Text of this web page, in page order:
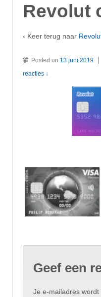
Revolut
‹ Keer terug naar
Posted on 13 juni 2019
reacties ↓
Geef een
Je e-mailadres wordt